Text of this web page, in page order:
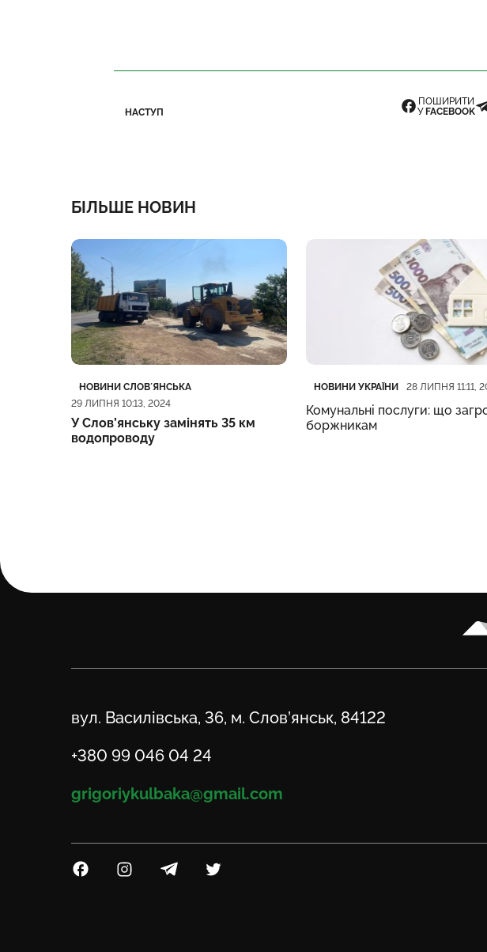
НАСТУП
ПОШИРИТИ
У FACEBOOK
БІЛЬШЕ НОВИН
Категорія
НОВИНИ СЛОВʼЯНСЬКА
Дата публікації
29 ЛИПНЯ 10:13, 2024
У Слов’янську замінять 35 км
водопроводу
Категорія
НОВИНИ УКРАЇНИ
Дата публікації 28 ЛИПНЯ 11:11,
Комунальні послуги: що
боржникам
Адреса
вул. Василівська, 36, м. Слов’янськ, 84122
Телефон
+380 99 046 04 24
Email
grigoriykulbaka@gmail.com
Посилання на Facebook
Посилання на Instagram
Посилання на Telegram
Посилання на Twitter